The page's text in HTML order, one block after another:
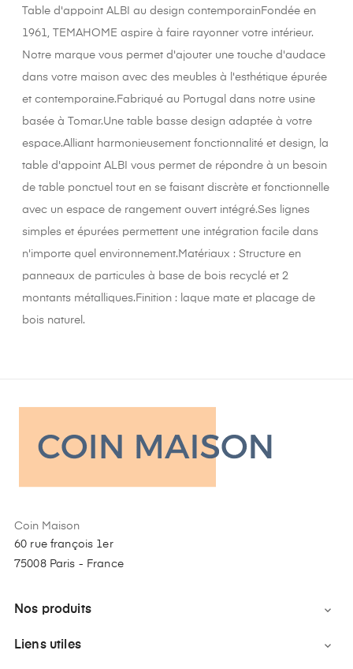
Table d'appoint ALBI au design contemporainFondée en
1961, TEMAHOME aspire à faire rayonner votre intérieur.
Notre marque vous permet d'ajouter une touche d'audace
dans votre maison avec des meubles à l'esthétique épurée
et contemporaine.Fabriqué au Portugal dans notre usine
basée à Tomar.Une table basse design adaptée à votre
espace.Alliant harmonieusement fonctionnalité et design, la
table d'appoint ALBI vous permet de répondre à un besoin
de table ponctuel tout en se faisant discrète et fonctionnelle
avec un espace de rangement ouvert intégré.Ses lignes
simples et épurées permettent une intégration facile dans
n'importe quel environnement.Matériaux : Structure en
panneaux de particules à base de bois recyclé et 2
montants métalliques.Finition : laque mate et placage de
bois naturel.
Coin Maison
60 rue françois 1er
75008 Paris - France
Nos produits 
Liens utiles 